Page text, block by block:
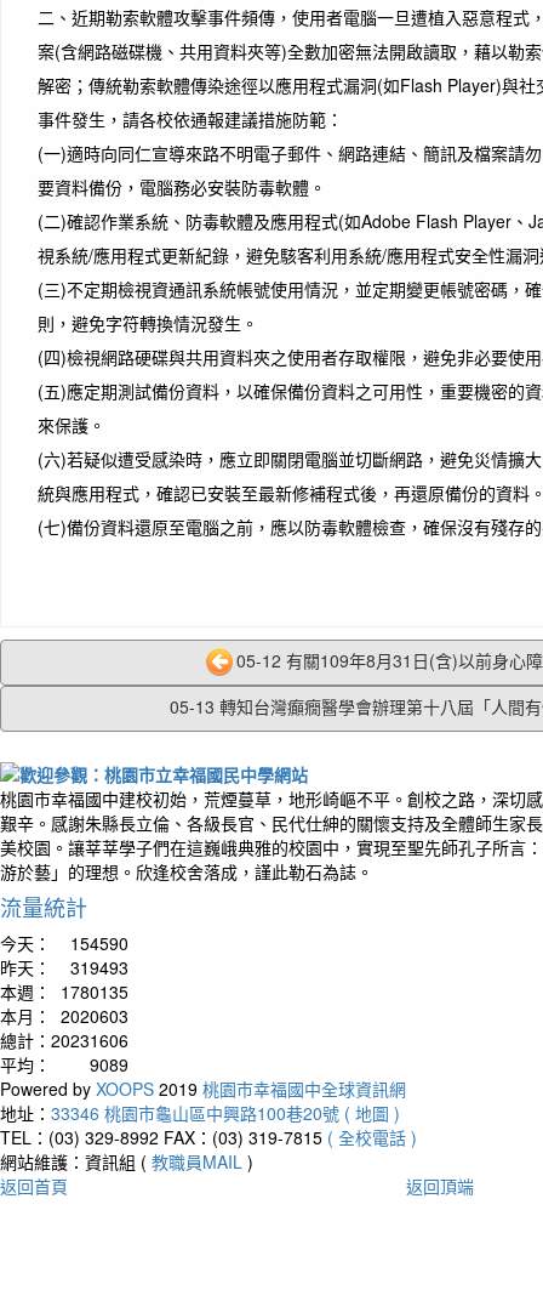
二、近期勒索軟體攻擊事件頻傳，使用者電腦一旦遭植入惡意程式
案(含網路磁碟機、共用資料夾等)全數加密無法開啟讀取，藉以勒
解密；傳統勒索軟體傳染途徑以應用程式漏洞(如Flash Player)與
事件發生，請各校依通報建議措施防範：
(一)適時向同仁宣導來路不明電子郵件、網路連結、簡訊及檔案請
要資料備份，電腦務必安裝防毒軟體。
(二)確認作業系統、防毒軟體及應用程式(如Adobe Flash Player、
視系統/應用程式更新紀錄，避免駭客利用系統/應用程式安全性漏
(三)不定期檢視資通訊系統帳號使用情況，並定期變更帳號密碼，
則，避免字符轉換情況發生。
(四)檢視網路硬碟與共用資料夾之使用者存取權限，避免非必要使
(五)應定期測試備份資料，以確保備份資料之可用性，重要機密的
來保護。
(六)若疑似遭受感染時，應立即關閉電腦並切斷網路，避免災情擴
統與應用程式，確認已安裝至最新修補程式後，再還原備份的資料
(七)備份資料還原至電腦之前，應以防毒軟體檢查，確保沒有殘存
05-12 有關109年8月31日(含)以前身心
05-13 轉知台灣癲癇醫學會辦理第十八屆「人間
桃園市幸福國中建校初始，荒煙蔓草，地形崎嶇不平。創校之路，深切
艱辛。感謝朱縣長立倫、各級長官、民代仕紳的關懷支持及全體師生家
美校園。讓莘莘學子們在這巍峨典雅的校園中，實現至聖先師孔子所言
游於藝」的理想。欣逢校舍落成，謹此勒石為誌。
流量統計
今天：
154590
昨天：
319493
本週：
1780135
本月：
2020603
總計： 20231606
平均：
9089
Powered by XOOPS 2019 桃園市幸福國中全球資訊網
地址： 33346 桃園市龜山區中興路100巷20號 ( 地圖 )
TEL：(03) 329-8992 FAX：(03) 319-7815 ( 全校電話 )
網站維護：資訊組 ( 教職員MAIL )
返回首頁
返回頂端